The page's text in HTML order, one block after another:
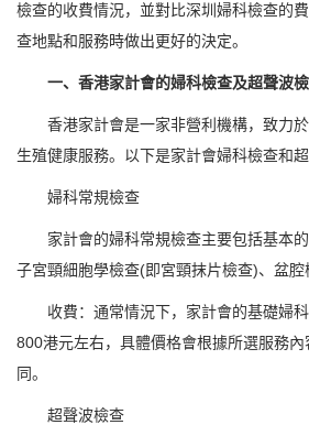
檢查的收費情況，並對比深圳婦科檢查的
查地點和服務時做出更好的決定。
一、香港家計會的婦科檢查及超聲波
香港家計會是一家非營利機構，致力於
生殖健康服務。以下是家計會婦科檢查和
婦科常規檢查
家計會的婦科常規檢查主要包括基本的
子宮頸細胞學檢查(即宮頸抹片檢查)、盆腔
收費：通常情況下，家計會的基礎婦科
800港元左右，具體價格會根據所選服務
同。
超聲波檢查